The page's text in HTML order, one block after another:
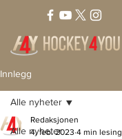
Innlegg
Alle nyheter
Alle nyheter
Redaksjonen
4. feb. 2023 4 min lesing